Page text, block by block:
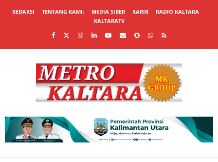
REDAKSI TENTANG KAMI: MEDIA SIBER KARIR
RADIO KALTARA
KALTARATV